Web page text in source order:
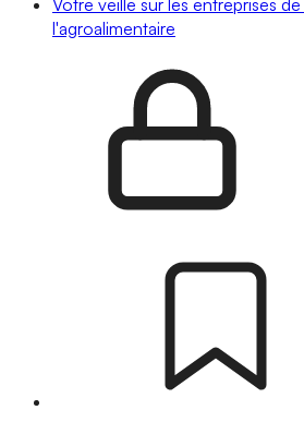
Votre veille sur les entreprises
l'agroalimentaire